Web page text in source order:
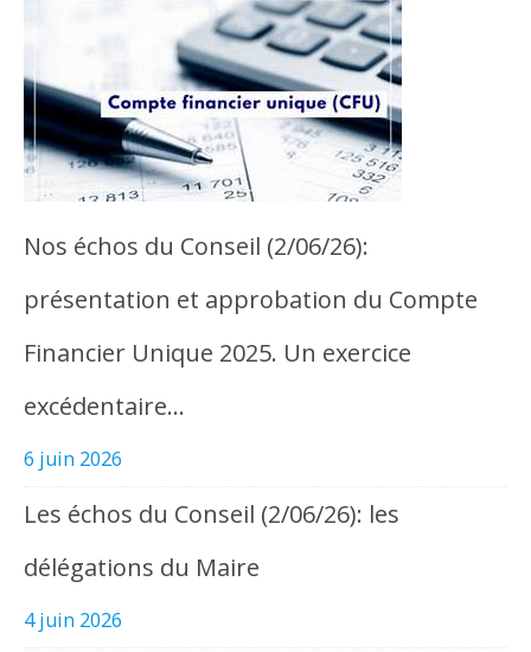
Nos échos du Conseil (2/06/26):
présentation et approbation du Compte
Financier Unique 2025. Un exercice
excédentaire…
6 juin 2026
Les échos du Conseil (2/06/26): les
délégations du Maire
4 juin 2026